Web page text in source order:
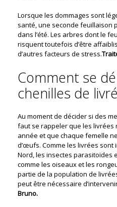
Lorsque les dommages sont
santé, une seconde feuillaison
dans l’été. Les arbres dont le
risquent toutefois d’être
d’autres facteurs de stress.
Comment se
chenilles de
Au moment de décider si des
faut se rappeler que les livrées
année et que chaque femelle
d’œufs. Comme les livrées sont
Nord, les insectes parasitoïdes
comme les oiseaux et les
partie de la population de
peut être nécessaire
Bruno.